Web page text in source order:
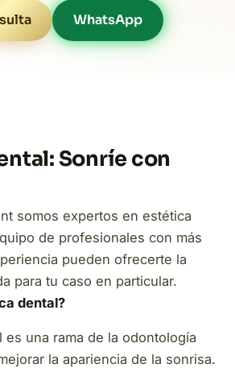
WhatsApp
Sonríe con
somos expertos en estética
de profesionales con más
pueden ofrecerte la
para tu caso en particular.
dental?
es una rama de la odontología
la apariencia de la sonrisa.